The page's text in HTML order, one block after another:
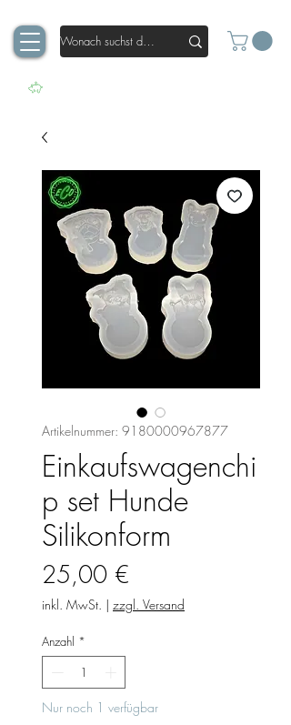
Artikelnummer: 9180000967877
Einkaufswagenchi
p set Hunde
Silikonform
25,00 €
inkl. MwSt. | zzgl. Versand
Anzahl *
Nur noch 1 verfügbar